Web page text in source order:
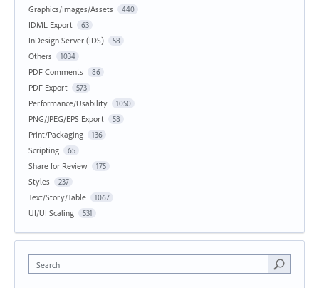
Graphics/Images/Assets 440
IDML Export 63
InDesign Server (IDS) 58
Others 1034
PDF Comments 86
PDF Export 573
Performance/Usability 1050
PNG/JPEG/EPS Export 58
Print/Packaging 136
Scripting 65
Share for Review 175
Styles 237
Text/Story/Table 1067
UI/UI Scaling 531
Search